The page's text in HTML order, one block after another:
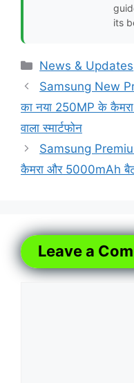
its
Categories
News & Updates
Samsung New
का नया 250MP के
वाला स्मार्टफोन
Samsung
कैमरा और 5000mAh
Leave a